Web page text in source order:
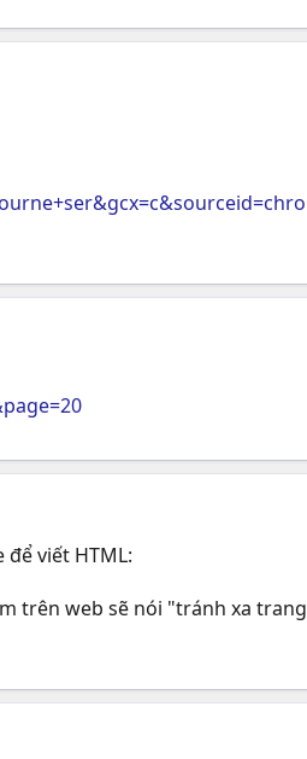
viết HTML:
trên web sẽ nói "tránh xa